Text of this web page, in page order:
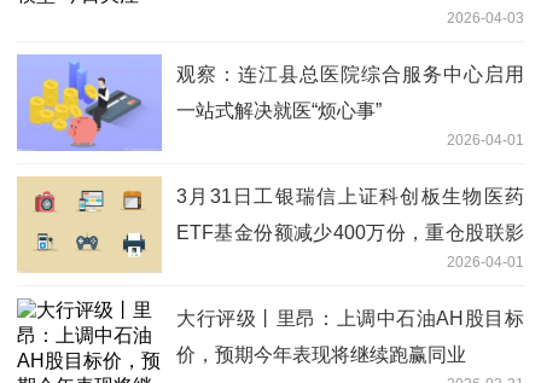
2026-04-03
观察：连江县总医院综合服务中心启用
一站式解决就医“烦心事”
2026-04-01
3月31日工银瑞信上证科创板生物医药
ETF基金份额减少400万份，重仓股联影
2026-04-01
大行评级丨里昂：上调中石油AH股目标
价，预期今年表现将继续跑赢同业